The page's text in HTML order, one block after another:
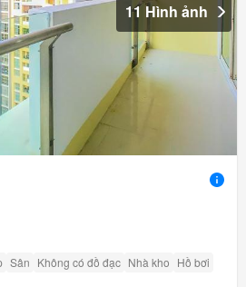
11 Hình ảnh
Sân Không có đồ đạc Nhà kho Hồ bơi